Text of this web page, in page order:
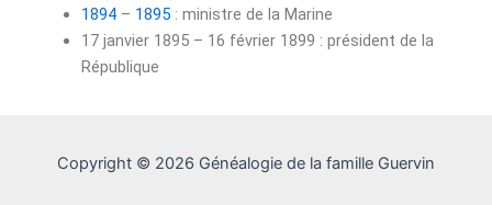
1894– 1895: ministre de la Marine
17 janvier 1895– 16 février 1899 : président de la
République
Copyright © 2026 Généalogie de la famille Guervin